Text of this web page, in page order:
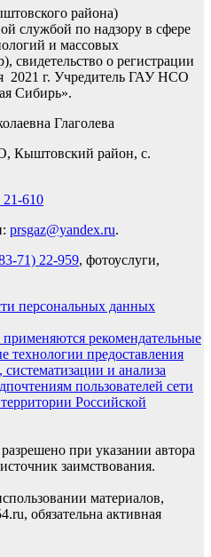
района)
службой по надзору в сфере
и массовых
свидетельство о регистрации
г. Учредитель ГАУ НСО
Сибирь».
Глаголева
Кыштовский район, с.
21-610
prsgaz@yandex.ru.
71) 22-959, фотоуслуги,
персональных данных
рекомендательные
предоставления
и анализа
пользователей сети
Российской
при указании автора
заимствования.
материалов,
обязательна активная